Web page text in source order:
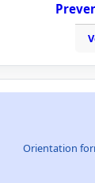
Orientation